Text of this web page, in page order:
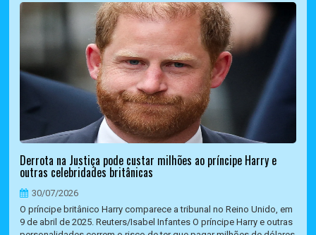
Derrota na Justiça pode custar milhões ao príncipe Harry e
outras celebridades britânicas
30/07/2026
O príncipe britânico Harry comparece a tribunal no Reino Unido, em
9 de abril de 2025. Reuters/Isabel Infantes O príncipe Harry e outras